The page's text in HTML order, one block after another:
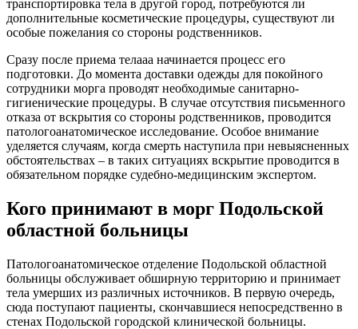
транспортировка тела в другой город, потребуются ли
дополнительные косметические процедуры, существуют ли
особые пожелания со стороны родственников.
Сразу после приема телааа начинается процесс его
подготовки. До момента доставки одежды для покойного
сотрудники морга проводят необходимые санитарно-
гигиенические процедуры. В случае отсутствия письменного
отказа от вскрытия со стороны родственников, проводится
патологоанатомическое исследование. Особое внимание
уделяется случаям, когда смерть наступила при невыясненных
обстоятельствах – в таких ситуациях вскрытие проводится в
обязательном порядке судебно-медицинским экспертом.
Кого принимают в морг Подольской
областной больницы
Патологоанатомическое отделение Подольской областной
больницы обслуживает обширную территорию и принимает
тела умерших из различных источников. В первую очередь,
сюда поступают пациенты, скончавшиеся непосредственно в
стенах Подольской городской клинической больницы.